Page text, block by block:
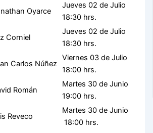
Oyarce
Jueves 02 de Julio
18:30 hrs.
Corniel
Jueves 02 de Julio
18:30 hrs.
Carlos Núñez
Viernes 03 de Julio
18:00 hrs.
Román
Martes 30 de Junio
19:00 hrs.
Reveco
Martes 30 de Junio
18:00 hrs.